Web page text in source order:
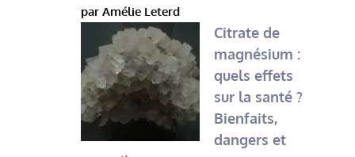
par Amélie Leterd
Citrate de
magnésium :
quels effets
sur la santé ?
Bienfaits,
dangers et